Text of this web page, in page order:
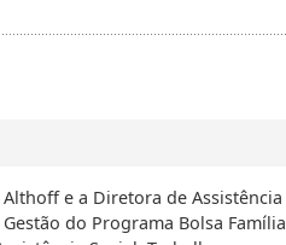
e a Diretora de Assistência
do Programa Bolsa Família